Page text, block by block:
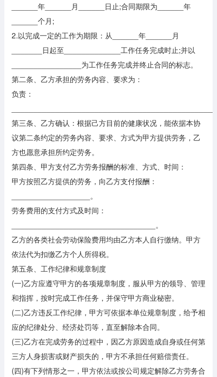
______年______月______日止;合同期限为______年
______个月;
2.以完成一定的工作为期限：从______年______月
_______日起至_____________工作任务完成时止;并以
________________为工作任务完成并终止合同的标志。
第二条、乙方承担的劳务内容、要求为：
负责：
第三条、乙方确认：根据己方目前的健康状况，能依据本协
议第二条约定的劳务内容、要求、方式为甲方提供劳务，乙
方也愿意承担所约定劳务。
第四条、甲方支付乙方劳务报酬的标准、方式、时间：
甲方按照乙方提供的劳务，向乙方支付报酬：
__________________。
劳务费用的支付方式及时间：
_________________________________。
乙方的各类社会劳动保险费用均由乙方本人自行缴纳。甲方
依法代为扣缴乙方个人所得税。
第五条、工作纪律和规章制度
(一)乙方应遵守甲方的各项规章制度，服从甲方的领导、管理
和指挥，按时完成工作任务，并保守甲方商业秘密。
(二)乙方违反工作纪律，甲方可依据本单位规章制度，给予相
应的纪律处分、经济处罚等，直至解除本合同。
(三)乙方在完成劳务的过程中，因乙方原因造成自身或任何第
三方人身损害或财产损失的，甲方不承担任何赔偿责任。
(四)有下列情形之一，甲方依法或按公司规定解除乙方劳务合